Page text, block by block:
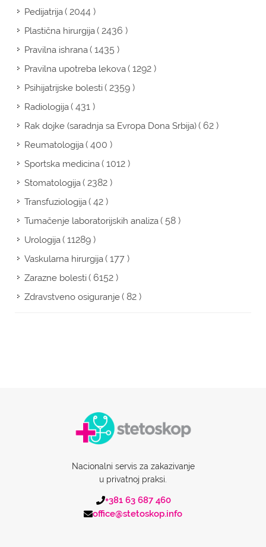
Pedijatrija( 2044 )
Plastična hirurgija( 2436 )
Pravilna ishrana( 1435 )
Pravilna upotreba lekova( 1292 )
Psihijatrijske bolesti( 2359 )
Radiologija( 431 )
Rak dojke (saradnja sa Evropa Dona Srbija)( 62 )
Reumatologija( 400 )
Sportska medicina( 1012 )
Stomatologija( 2382 )
Transfuziologija( 42 )
Tumačenje laboratorijskih analiza( 58 )
Urologija( 11289 )
Vaskularna hirurgija( 177 )
Zarazne bolesti( 6152 )
Zdravstveno osiguranje( 82 )
Nacionalni servis za zakazivanje
u privatnoj praksi.
+381 63 687 460
office@stetoskop.info